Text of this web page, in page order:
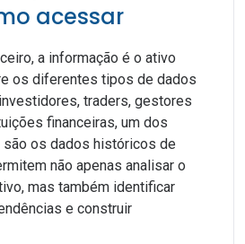
acessar
a informação é o ativo
os diferentes tipos de dados
traders, gestores
financeiras, um dos
os dados históricos de
não apenas analisar o
mas também identificar
e construir